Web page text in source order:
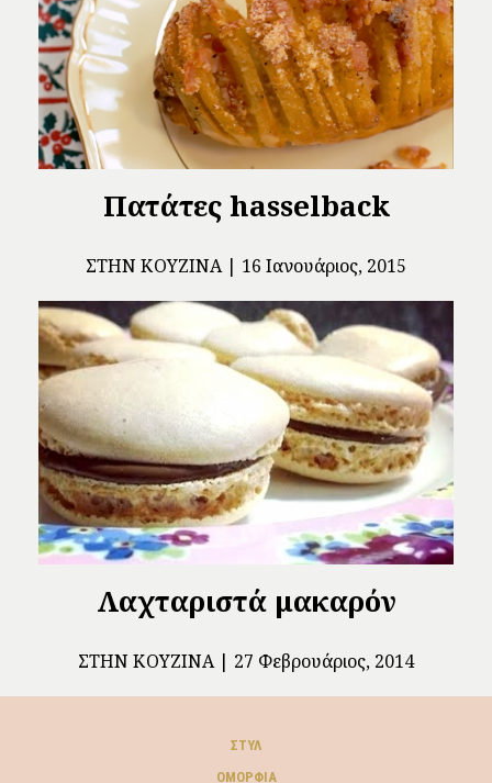
Πατάτες hasselback
ΣΤΗΝ ΚΟΥΖΊΝΑ 16 Ιανουάριος, 2015
Λαχταριστά μακαρόν
ΣΤΗΝ ΚΟΥΖΊΝΑ 27 Φεβρουάριος, 2014
ΣΤΥΛ
ΟΜΟΡΦΙΆ